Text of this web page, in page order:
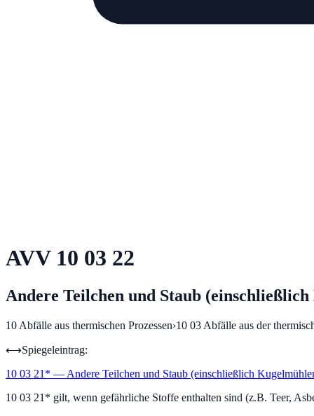
AVV 10 03 22
Andere Teilchen und Staub
10 Abfälle aus thermischen Prozessen›10 03 Abfälle aus der
⟷Spiegeleintrag:
10 03 21 * — Andere Teilchen und Staub (einschließlich
10 03 21* gilt, wenn gefährliche Stoffe enthalten sind (z.B. Teer,